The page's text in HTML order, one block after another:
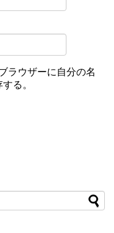
ラウザーに自分の名
る。